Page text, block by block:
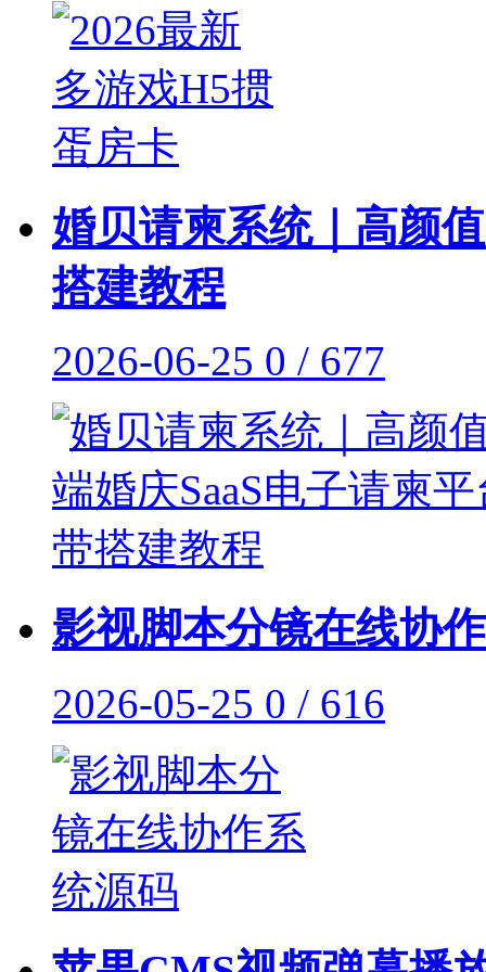
婚贝请柬系统｜高颜
搭建教程
2026-06-25 0 / 677
影视脚本分镜在线协
2026-05-25 0 / 616